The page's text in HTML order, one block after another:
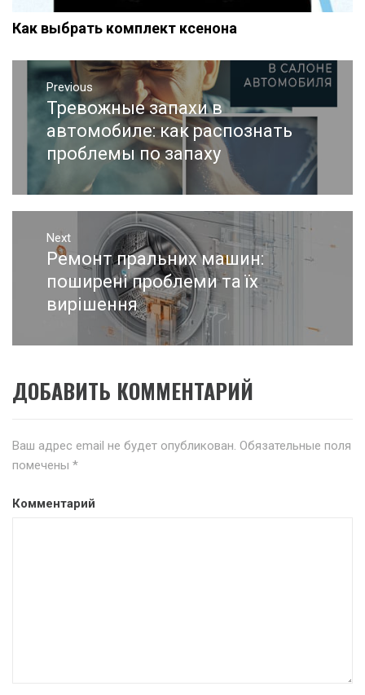
Как выбрать комплект ксенона
Навигация
по
записям
Previous
Previous
post:
Тревожные запахи в
автомобиле: как распознать
проблемы по запаху
Next
Next
post:
Ремонт пральних машин:
поширені проблеми та їх
вирішення
ДОБАВИТЬ КОММЕНТАРИЙ
Ваш адрес email не будет опубликован. Обязательные поля
помечены *
Комментарий